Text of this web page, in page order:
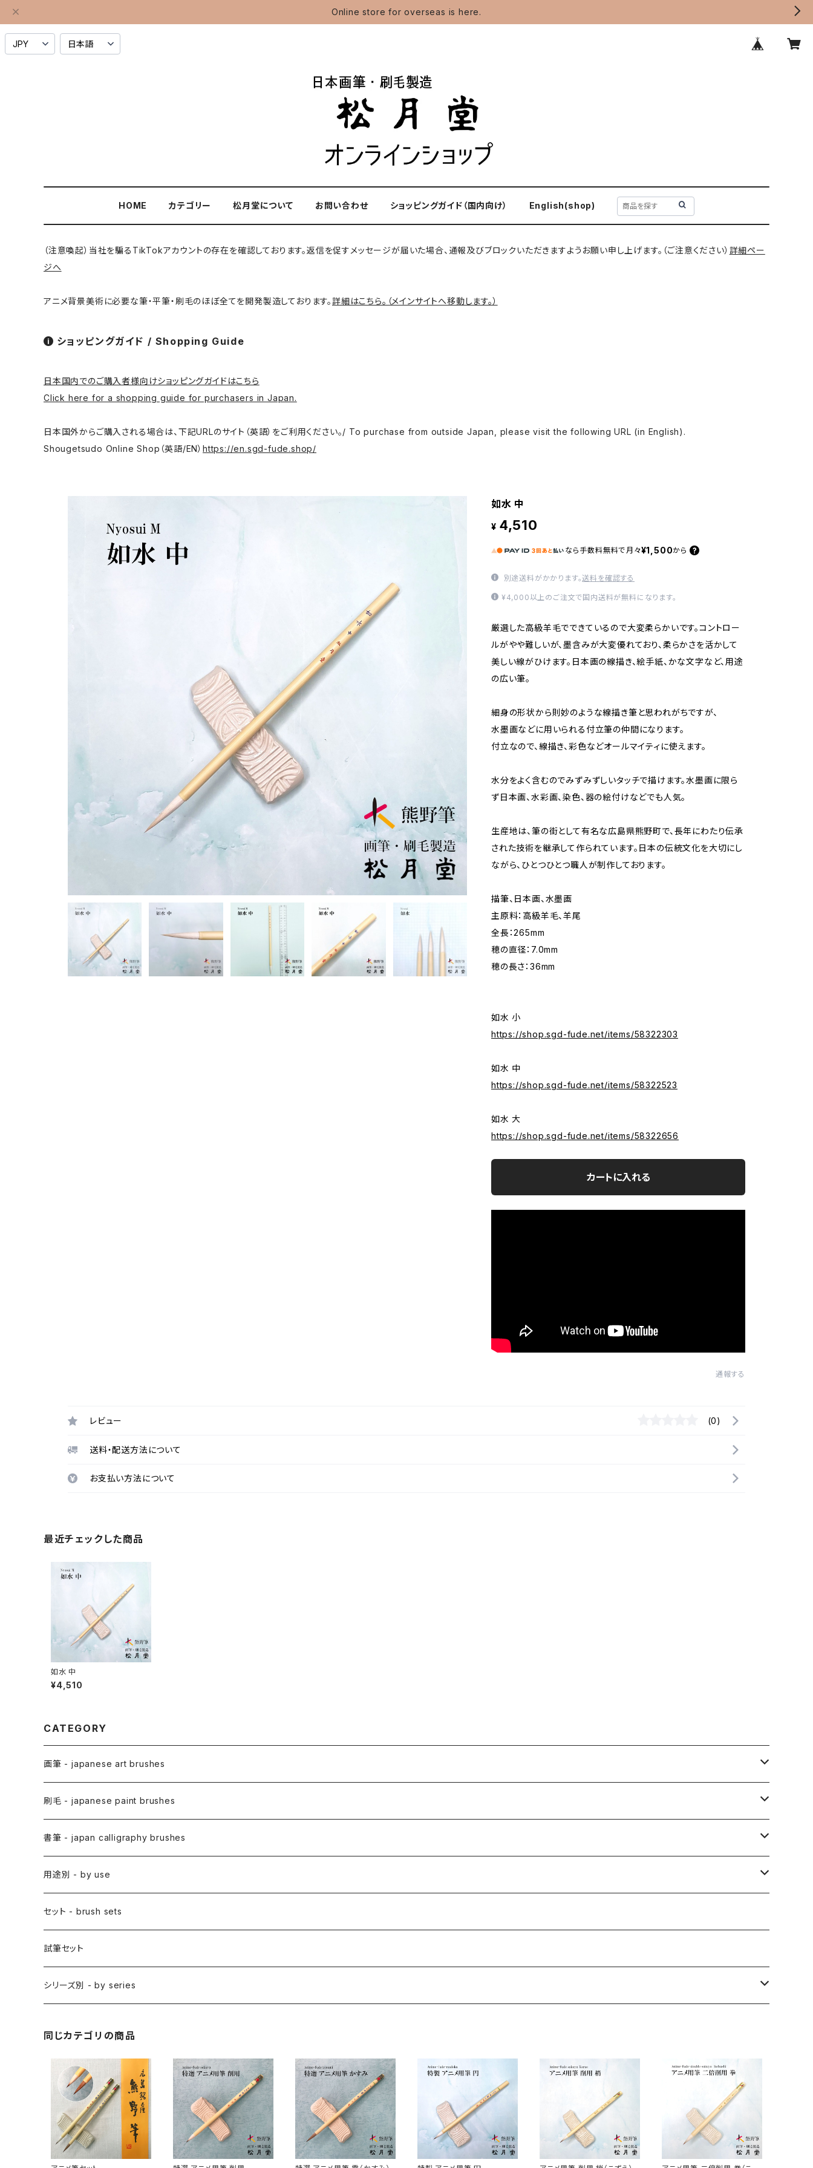
Online store for overseas is here.
HOME カテゴリー 松月堂について お問い合わせ ショッピングガイド（国内向け） English(shop)
（注意喚起）当社を騙るTikTokアカウントの存在を確認しております。返信を促すメッセージが届いた場合、通報及びブロックいただきますようお願い申し上げます。（ご注意ください） 詳細ペー
ジへ
アニメ背景美術に必要な筆・平筆・刷毛のほぼ全てを開発製造しております。詳細はこちら。（メインサイトへ移動します。）
ショッピングガイド / Shopping Guide
日本国内でのご購入者様向けショッピングガイドはこちら
Click here for a shopping guide for purchasers in Japan.
日本国外からご購入される場合は、下記URLのサイト（英語）をご利用ください。/ To purchase from outside Japan, please visit the following URL (in English).
Shougetsudo Online Shop（英語/EN）https://en.sgd-fude.shop/
如水 中
¥ 4,510
なら 手数料無料で 月々¥1,500から
別途送料がかかります。送料を確認する
¥4,000以上のご注文で国内送料が無料になります。
厳選した高級羊毛でできているので大変柔らかいです。コントロー
ルがやや難しいが、墨含みが大変優れており、柔らかさを活かして
美しい線がひけます。日本画の線描き、絵手紙、かな文字など、用途
の広い筆。
細身の形状から則妙のような線描き筆と思われがちですが、
水墨画などに用いられる付立筆の仲間になります。
付立なので、線描き、彩色などオールマイティに使えます。
水分をよく含むのでみずみずしいタッチで描けます。水墨画に限ら
ず日本画、水彩画、染色、器の絵付けなどでも人気。
生産地は、筆の街として有名な広島県熊野町で、長年にわたり伝承
された技術を継承して作られています。日本の伝統文化を大切にし
ながら、ひとつひとつ職人が制作しております。
描筆、日本画、水墨画
主原料：高級羊毛、羊尾
全長：265mm
穂の直径：7.0mm
穂の長さ：36mm
如水 小
https://shop.sgd-fude.net/items/58322303
如水 中
https://shop.sgd-fude.net/items/58322523
如水 大
https://shop.sgd-fude.net/items/58322656
カートに入れる
通報する
レビュー (0)
送料・配送方法について
お支払い方法について
最近チェックした商品
如水 中
¥4,510
CATEGORY
画筆 - japanese art brushes
アニメ用筆 / ANIME(draw anime)
アニメ用線描筆
アニメ用平筆
絵手紙用筆 / ETEGAMI (pic letter)
彩色筆 / SAISHIKI (color)
面相筆 / MENSO (line,detail)
削用筆 / SAKUYO (all-purpose)
隈取筆 / KUMADORI (blur,color)
長流 / CHORYU (ink draw)
山馬筆 / SANBA (ink,rough line)
ローケツ筆 / ROUKETSU (batik)
刷毛 - japanese paint brushes
絵刷毛 / EBAKE (paint brushs)
日本画用絵刷毛
アニメ用絵刷毛
スリ込刷毛 / SURIKOMIBAKE (stencil)
差指刷毛 / SASHIBAKE (silk dyeing)
梵字筆 / BONJI-FUDE (sanskrit)
料理用刷毛 / RYORIBAKE(kitchen)
竹刷毛 / TAKEBAKE
横刷毛
唐刷毛
書筆 - japan calligraphy brushes
小筆
仮名用
禅シリーズ
用途別 - by use
日本画 - japanese-style painting
水墨画 - japanese ink paint/sumie
アニメ背景美術 - anime background art
アニメ水張り・ぼかし・グラデーション
アニメ特定用途描き・特殊
絵手紙 - picture letter
カリグラフィー - calligraphy
陶芸 - ceramics
セット - brush sets
試筆セット
シリーズ別 - by series
同じカテゴリの商品